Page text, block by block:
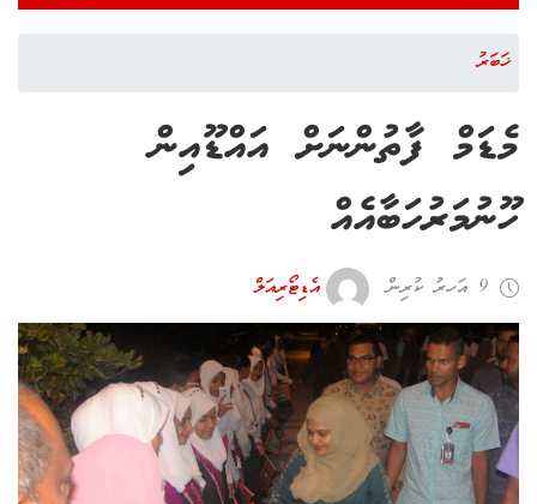
ޚަބަރު
މެޑަމް ފާތުންނަށް އައްޑޫއިން
ހޫނުމަރުހަބާއެއް
9 އަހރު ކުރިން އެޑިޓޯރިއަލް